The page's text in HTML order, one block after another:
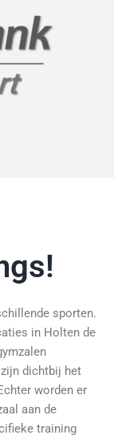
sporten.
in Holten de
dichtbij het
worden er
aan de
training